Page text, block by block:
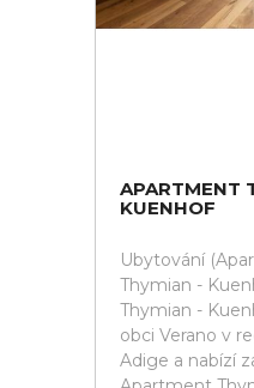
APARTMENT
KUENHOF
Ubytování
Thymian -
Thymian -
obci Verano v
Adige a nabízí